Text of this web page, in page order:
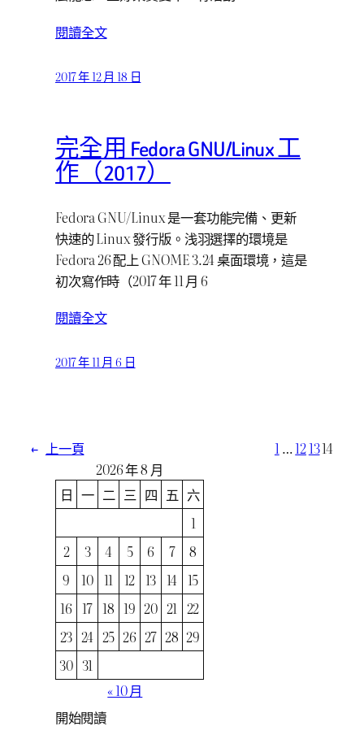
閱讀全文
2017 年 12 月 18 日
完全用 Fedora GNU/Linux 工
作（2017）
Fedora GNU/Linux 是一套功能完備、更新
快速的 Linux 發行版。浅羽選擇的環境是
Fedora 26 配上 GNOME 3.24 桌面環境，這是
初次寫作時（2017 年 11 月 6
閱讀全文
2017 年 11 月 6 日
← 上一頁 1…121314
2026 年 8 月
日 一 二 三 四 五 六
1
2
3 4 5 6 7
8
9
10 11 12 13 14 15
16 17 18 19 20 21 22
23 24 25 26 27 28 29
30 31
« 10 月
開始閱讀